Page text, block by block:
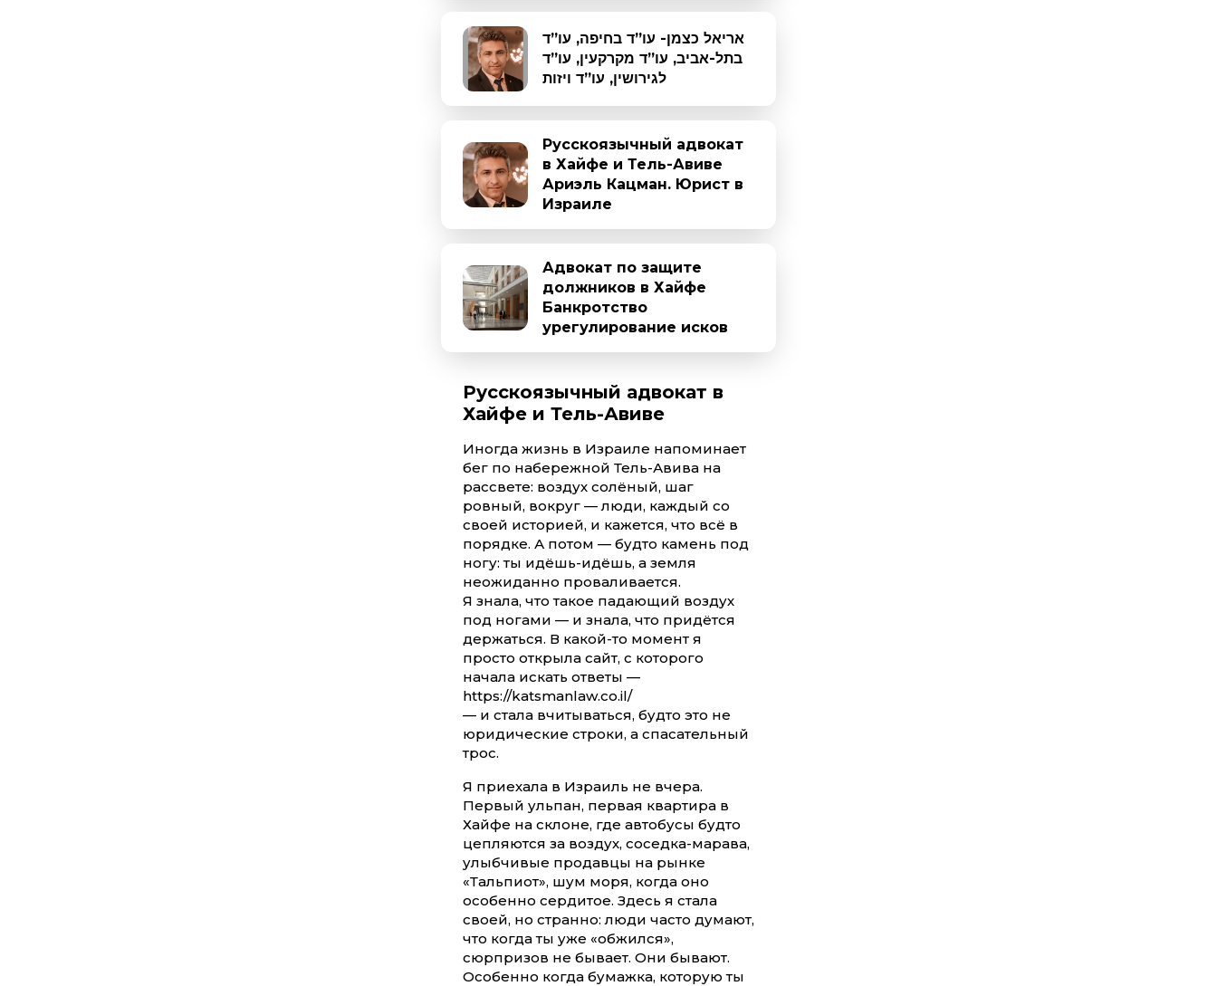
אריאל כצמן- עו”ד בחיפה, עו”ד
בתל-אביב, עו”ד מקרקעין, עו”ד
לגירושין, עו”ד ויזות
Русскоязычный адвокат
в Хайфе и Тель-Авиве
Ариэль Кацман. Юрист в
Израиле
Адвокат по защите
должников в Хайфе
Банкротство
урегулирование исков
Русскоязычный адвокат в
Хайфе и Тель-Авиве
Иногда жизнь в Израиле напоминает
бег по набережной Тель-Авива на
рассвете: воздух солёный, шаг
ровный, вокруг — люди, каждый со
своей историей, и кажется, что всё в
порядке. А потом — будто камень под
ногу: ты идёшь-идёшь, а земля
неожиданно проваливается.
Я знала, что такое падающий воздух
под ногами — и знала, что придётся
держаться. В какой-то момент я
просто открыла сайт, с которого
начала искать ответы —
https://katsmanlaw.co.il/
— и стала вчитываться, будто это не
юридические строки, а спасательный
трос.
Я приехала в Израиль не вчера.
Первый ульпан, первая квартира в
Хайфе на склоне, где автобусы будто
цепляются за воздух, соседка-марава,
улыбчивые продавцы на рынке
«Тальпиот», шум моря, когда оно
особенно сердитое. Здесь я стала
своей, но странно: люди часто думают,
что когда ты уже «обжился»,
сюрпризов не бывает. Они бывают.
Особенно когда бумажка, которую ты